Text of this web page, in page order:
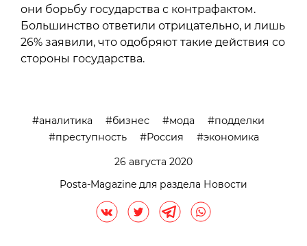
они борьбу государства с контрафактом.
Большинство ответили отрицательно, и лишь
26% заявили, что одобряют такие действия со
стороны государства.
аналитика бизнес мода
подделки
преступность
Россия
экономика
26 августа 2020
Posta-Magazine для раздела Новости